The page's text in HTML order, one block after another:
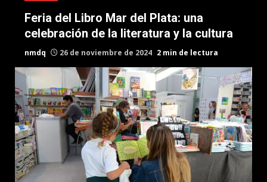
Feria del Libro Mar del Plata: una
celebración de la literatura y la cultura
nmdq 26 de noviembre de 2024 2 min de lectura